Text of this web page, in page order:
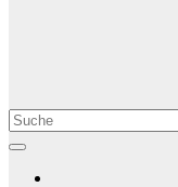
Le Matin
AGENCE DE PRESSE